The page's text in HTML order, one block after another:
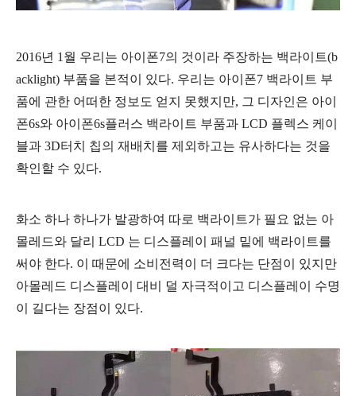
2016년 1월 우리는 아이폰7의 것이라 주장하는 백라이트(b
acklight) 부품을 본적이 있다. 우리는 아이폰7 백라이트 부
품에 관한 어떠한 정보도 얻지 못했지만, 그 디자인은 아이
폰6s와 아이폰6s플러스 백라이트 부품과 LCD 플렉스 케이
블과 3D터치 칩의 재배치를 제외하고는 유사하다는 것을
확인할 수 있다.
화소 하나 하나가 발광하여 따로 백라이트가 필요 없는 아
몰레드와 달리 LCD 는 디스플레이 패널 밑에 백라이트를
써야 한다. 이 때문에 소비전력이 더 크다는 단점이 있지만
아몰레드 디스플레이 대비 덜 자극적이고 디스플레이 수명
이 길다는 장점이 있다.